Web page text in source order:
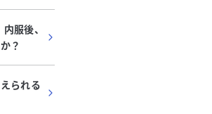
服後、
？
られる